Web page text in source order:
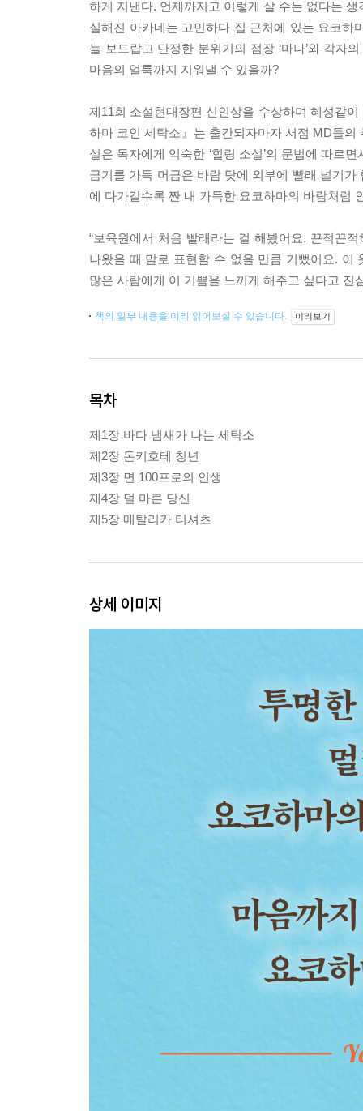
하게 지낸다. 언제까지고 이렇게 살 수는 없다는
실해진 아카네는 고민하다 집 근처에 있는 요코
늘 보드랍고 단정한 분위기의 점장 ‘마나’와 각자
마음의 얼룩까지 지워낼 수 있을까?
제11회 소설현대장편 신인상을 수상하며 혜성같
하마 코인 세탁소』는 출간되자마자 서점 MD들
설은 독자에게 익숙한 ‘힐링 소설’의 문법에 따르
금기를 가득 머금은 바람 탓에 외부에 빨래 널기
에 다가갈수록 짠 내 가득한 요코하마의 바람처럼
“보육원에서 처음 빨래라는 걸 해봤어요. 끈적끈
나왔을 때 말로 표현할 수 없을 만큼 기뻤어요.
많은 사람에게 이 기쁨을 느끼게 해주고 싶다고 진
책의 일부 내용을 미리 읽어보실 수 있습니다. 미리보기
목차
제1장 바다 냄새가 나는 세탁소
제2장 돈키호테 청년
제3장 면 100프로의 인생
제4장 덜 마른 당신
제5장 메탈리카 티셔츠
상세 이미지